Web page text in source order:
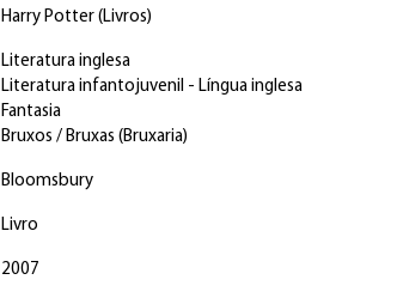
Harry Potter (Livros)
Literatura inglesa
Literatura infantojuvenil - Língua inglesa
Fantasia
Bruxos / Bruxas (Bruxaria)
Bloomsbury
Livro
2007